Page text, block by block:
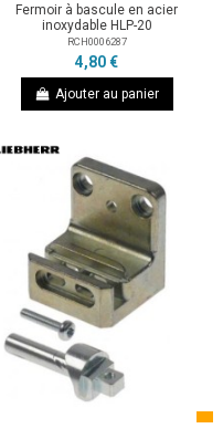
Fermoir à bascule en acier
inoxydable HLP-20
RCH0006287
4,80 €
Ajouter au panier